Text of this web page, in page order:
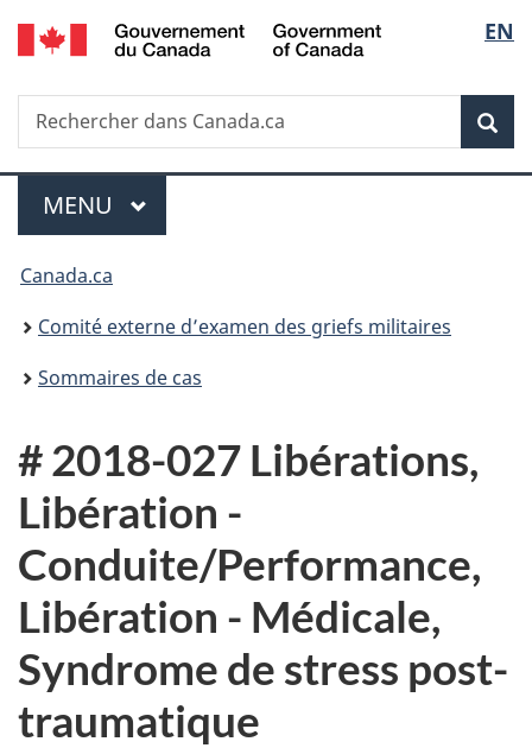
Passer
au
principal
Passer
à
Au
du
Passer
à
version
simplifiée
de
la
EN
Recherche
Rechercher
dans
Menu
MENU PRINCIPAL
Vous
êtes
ici :
Canada.ca
Comité externe d’examen des griefs militaires
Sommaires de cas
# 2018-027 Libérations,
Libération -
Conduite/Performance,
Libération - Médicale,
Syndrome de stress post-
traumatique